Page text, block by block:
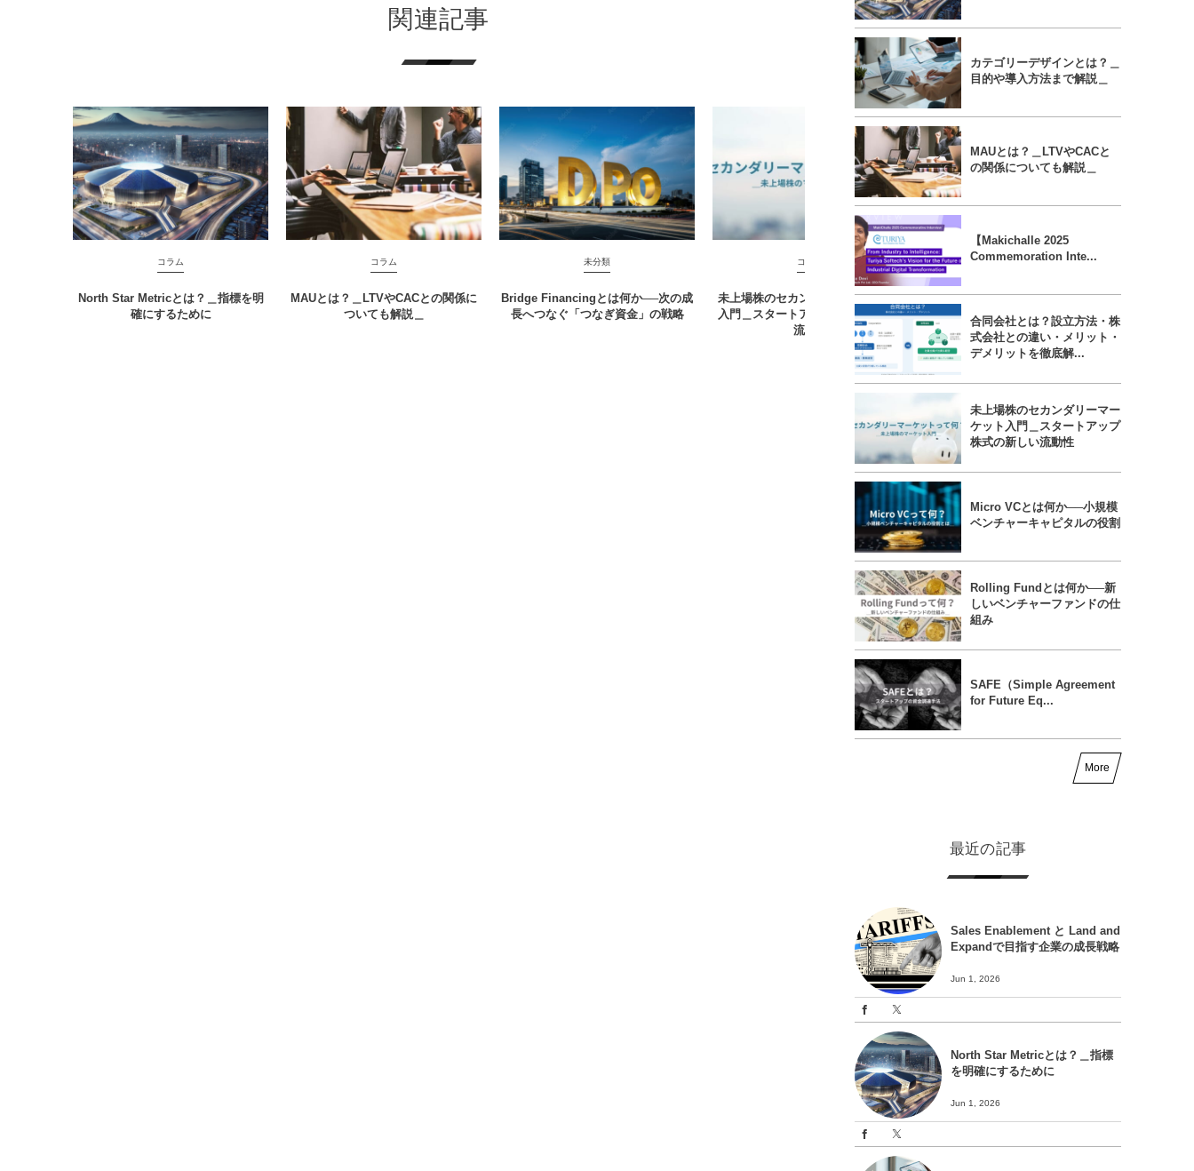
関連記事
コラム
North Star Metricとは？＿指標を明
確にするために
コラム
MAUとは？＿LTVやCACとの関係に
ついても解説＿
未分類
Bridge Financingとは何か──次の成
長へつなぐ「つなぎ資金」の戦略
コラム
未上場株のセカンダリーマーケット
入門＿スタートアップ株式の新しい
流動性
コラム
Micro VCとは何か──小規模ベンチャ
ーキャピタルの役割
カテゴリーデザインとは？＿
目的や導入方法まで解説＿
MAUとは？＿LTVやCACと
の関係についても解説＿
【Makichalle 2025
Commemoration Inte...
合同会社とは？設立方法・株
式会社との違い・メリット・
デメリットを徹底解...
未上場株のセカンダリーマー
ケット入門＿スタートアップ
株式の新しい流動性
Micro VCとは何か──小規模
ベンチャーキャピタルの役割
Rolling Fundとは何か──新
しいベンチャーファンドの仕
組み
SAFE（Simple Agreement
for Future Eq...
More
最近の記事
Sales Enablement と Land and
Expandで目指す企業の成長戦略
Jun 1, 2026
North Star Metricとは？＿指標
を明確にするために
Jun 1, 2026